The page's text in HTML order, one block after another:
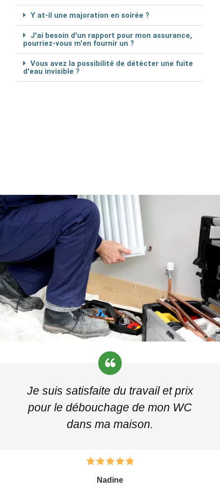
Y at-il une majoration en soirée ?
J'ai besoin d'un rapport pour mon assurance,
pourriez-vous m'en fournir un ?
Vous avez la possibilité de détécter une fuite
d'eau invisible ?
Je suis satisfaite du travail et prix
pour le débouchage de mon WC
dans ma maison.
Nadine